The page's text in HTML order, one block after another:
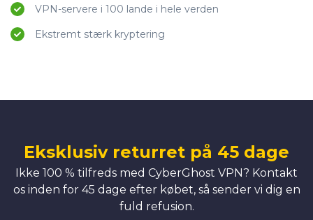
VPN-servere i 100 lande i hele verden
Ekstremt stærk kryptering
Eksklusiv returret på 45 dage
Ikke 100 % tilfreds med CyberGhost VPN? Kontakt
os inden for 45 dage efter købet, så sender vi dig en
fuld refusion.